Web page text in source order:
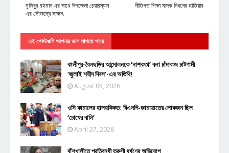
নীতিগত শিক্ষা মাদক নিধনের হাতিয়ার
মুজিবুর রহমান এর সাথে উপজেলা চেয়ারম্যান
এর সৌজন্যে সাক্ষাৎ
এই পোস্টগুলি আপনার ভাল লাগতে পারে
কালীপুর-বৈলছড়ির আন্দোলনকে ‘নাশকতা’ বলা চাঁদাবাজ চাটগামী
‘জুলাই শহীদ দিবস’-এর অতিথি!
August 05, 2026
ওসি কামালের হালহকিকত: বিএনপি-জামায়াতের লোকজন ছিল
‘চোখের বালি’
April 27, 2026
বাঁশখালীতে প্রতিবন্ধী তরুণী ধর্ষণের অভিযোগ